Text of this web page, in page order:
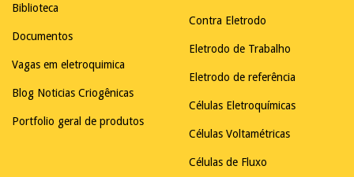
Biblioteca
Documentos
Vagas em eletroquimica
Blog Noticias Criogênicas
Portfolio geral de produtos
Contra Eletrodo
Eletrodo de Trabalho
Eletrodo de referência
Células Eletroquímicas
Células Voltamétricas
Células de Fluxo